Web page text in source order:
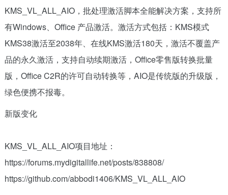
KMS_VL_ALL_AIO，批处理激活脚本全能解决方案，支持所
有Windows、Office 产品激活。激活方式包括：KMS模式
KMS38激活至2038年、在线KMS激活180天，激活不覆盖产
品的永久激活，支持自动续期激活，Office零售版转换批量
版，Office C2R的许可自动转换等，AIO是传统版的升级版，
绿色便携不报毒。
新版变化
KMS_VL_ALL_AIO项目地址：
https://forums.mydigitallife.net/posts/838808/
https://github.com/abbodi1406/KMS_VL_ALL_AIO